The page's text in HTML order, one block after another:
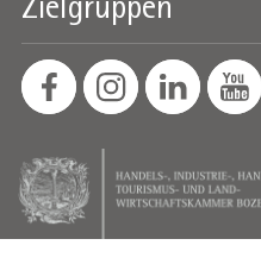
Zielgruppen